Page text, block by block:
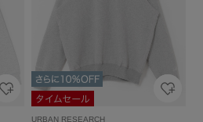
URBAN RESEARCH